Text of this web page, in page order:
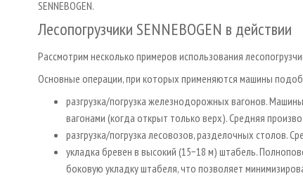
SENNEBOGEN.
Лесопогрузчики SENNEBOGEN в действии
Рассмотрим несколько примеров использования
Основные операции, при которых применяются машины
разгрузка/погрузка железнодорожных вагонов.
вагонами (когда открыт только верх). Средняя
разгрузка/погрузка лесовозов, разделочных столов.
укладка бревен в высокий (15−18 м) штабель.
боковую укладку штабеля, что позволяет